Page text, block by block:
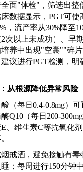
面"体检"，筛选出整
数据显示，PGT可使
，流产率从30%降至
次以上未成功）、早
培养中出现"空囊""碎
议进行PGT检测，明
从根源降低异常风险
（每日 0.4-0.8mg）
Q10（每日200-
、维生素C等抗氧化
戒酒，避免接触有毒
睡；每周进行150分钟